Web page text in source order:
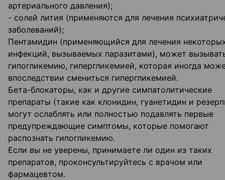
артериального давления);
- солей лития (применяются для лечения
заболеваний);
Пентамидин (применяющийся для лечения
инфекций, вызываемых паразитами), может
гипогликемию, гипергликемией, которая иногда
впоследствии смениться гипергликемией.
Бета-блокаторы, как и другие симпатолитические
препараты (такие как клонидин, гуанетидин и
могут ослаблять или полностью подавлять первые
предупреждающие симптомы, которые помогают
распознать гипогликемию.
Если вы не уверены, принимаете ли один из таких
препаратов, проконсультируйтесь с врачом или
фармацевтом.